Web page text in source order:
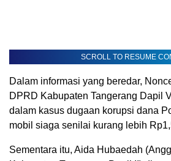
SCROLL TO RESUME
​Dalam informasi yang beredar,
DPRD Kabupaten Tangerang Dapil
dalam kasus dugaan korupsi dana
mobil siaga senilai kurang lebih
Sementara itu, Aida Hubaedah